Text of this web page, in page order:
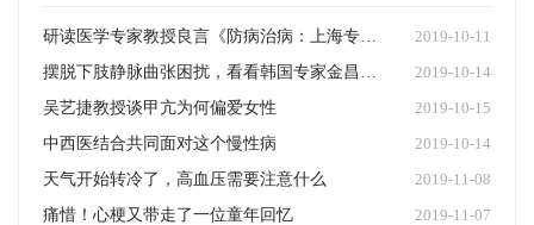
研读医学专家教授良言《防病治病：上海专家面对面》，赴一场健康之约
2019-10-11
摆脱下肢静脉曲张困扰，看看韩国专家金昌洙怎么说
2019-10-14
吴艺捷教授谈甲亢为何偏爱女性
2019-10-15
中西医结合共同面对这个慢性病
2019-10-14
天气开始转冷了，高血压需要注意什么
2019-11-08
痛惜！心梗又带走了一位童年回忆
2019-11-07